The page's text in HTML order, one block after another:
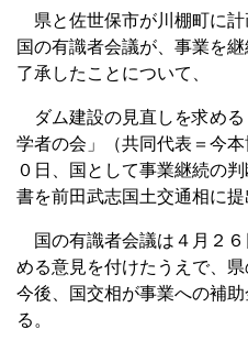
県と佐世保市が川棚町に計
国の有識者会議が、事業を
了承したことについて、
ダム建設の見直しを求め
学者の会」（共同代表＝今
０日、国として事業継続の
書を前田武志国土交通相に提
国の有識者会議は４月２６
める意見を付けたうえで、
今後、国交相が事業への補
る。